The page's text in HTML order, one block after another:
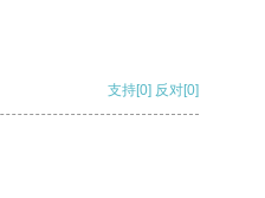
支持[0] 反对[0]